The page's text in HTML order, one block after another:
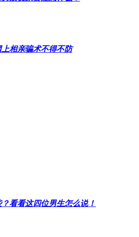
相亲骗术不得不防
看看这四位男生怎么说！